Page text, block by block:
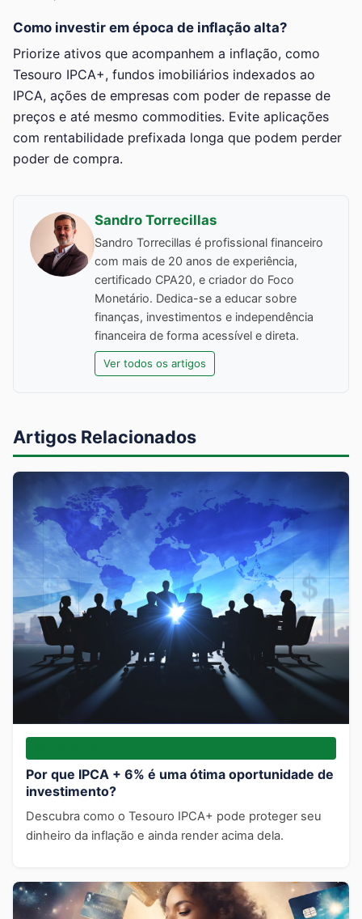
Como investir em época de inflação alta?
Priorize ativos que acompanhem a inflação, como
Tesouro IPCA+, fundos imobiliários indexados ao
IPCA, ações de empresas com poder de repasse de
preços e até mesmo commodities. Evite aplicações
com rentabilidade prefixada longa que podem perder
poder de compra.
Sandro Torrecillas
Sandro Torrecillas é profissional financeiro
com mais de 20 anos de experiência,
certificado CPA20, e criador do Foco
Monetário. Dedica-se a educar sobre
finanças, investimentos e independência
financeira de forma acessível e direta.
Ver todos os artigos
Artigos Relacionados
Por que IPCA + 6% é uma ótima oportunidade de
investimento?
Descubra como o Tesouro IPCA+ pode proteger seu
dinheiro da inflação e ainda render acima dela.